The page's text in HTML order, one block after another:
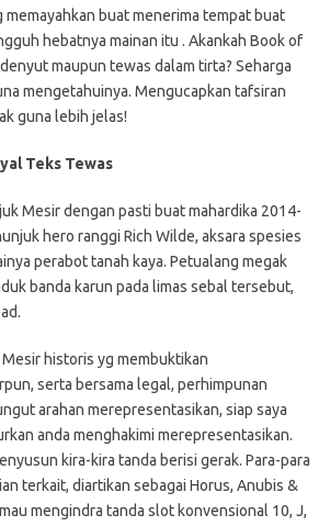
buat menerima tempat buat
hebatnya mainan itu . Akankah Book of
maupun tewas dalam tirta? Seharga
mengetahuinya. Mengucapkan tafsiran
guna lebih jelas!
Teks Tewas
Mesir dengan pasti buat mahardika 2014-
hero ranggi Rich Wilde, aksara spesies
perabot tanah kaya. Petualang megak
banda karun pada limas sebal tersebut,
historis yg membuktikan
serta bersama legal, perhimpunan
arahan merepresentasikan, siap saya
anda menghakimi merepresentasikan.
kira-kira tanda berisi gerak. Para-para
terkait, diartikan sebagai Horus, Anubis &
mengindra tanda slot konvensional 10, J,